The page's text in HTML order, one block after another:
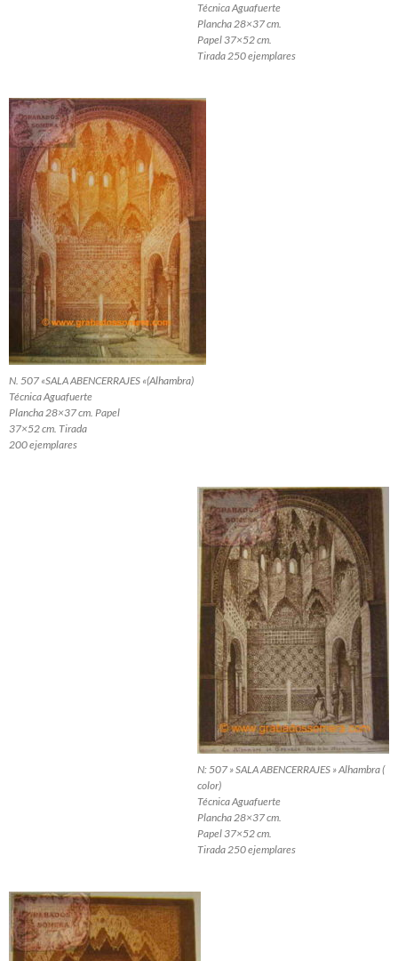
Técnica Aguafuerte
Plancha 28×37 cm.
Papel 37×52 cm.
Tirada 250 ejemplares
N. 507 «SALA ABENCERRAJES «(Alhambra)
Técnica Aguafuerte
Plancha 28×37 cm. Papel
37×52 cm. Tirada
200 ejemplares
N: 507 » SALA ABENCERRAJES » Alhambra (
color)
Técnica Aguafuerte
Plancha 28×37 cm.
Papel 37×52 cm.
Tirada 250 ejemplares